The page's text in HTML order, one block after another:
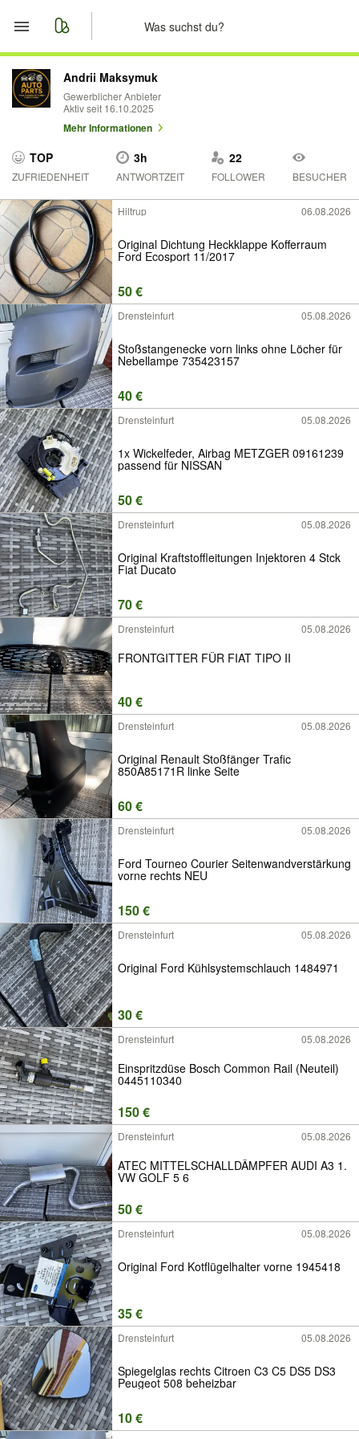
Start
Merkliste
Nachrichten
Andrii Maksymuk
Gewerblicher Anbieter
Aktiv seit 16.10.2025
Mehr Informationen
TOP
ZUFRIEDENHEIT
3h
ANTWORTZEIT
22
FOLLOWER BESUCHER
Hiltrup 06.08.2026
Original Dichtung Heckklappe Kofferraum
Ford Ecosport 11/2017
50 €
Drensteinfurt 05.08.2026
Stoßstangenecke vorn links ohne Löcher für
Nebellampe 735423157
40 €
Drensteinfurt 05.08.2026
1x Wickelfeder, Airbag METZGER 09161239
passend für NISSAN
50 €
Drensteinfurt 05.08.2026
Original Kraftstoffleitungen Injektoren 4 Stck
Fiat Ducato
70 €
Drensteinfurt 05.08.2026
FRONTGITTER FÜR FIAT TIPO II
40 €
Drensteinfurt 05.08.2026
Original Renault Stoßfänger Trafic
850A85171R linke Seite
60 €
Drensteinfurt 05.08.2026
Ford Tourneo Courier Seitenwandverstärkung
vorne rechts NEU
150 €
Drensteinfurt 05.08.2026
Original Ford Kühlsystemschlauch 1484971
30 €
Drensteinfurt 05.08.2026
Einspritzdüse Bosch Common Rail (Neuteil)
0445110340
150 €
Drensteinfurt 05.08.2026
ATEC MITTELSCHALLDÄMPFER AUDI A3 1.
VW GOLF 5 6
50 €
Drensteinfurt 05.08.2026
Original Ford Kotflügelhalter vorne 1945418
35 €
Drensteinfurt 05.08.2026
Spiegelglas rechts Citroen C3 C5 DS5 DS3
Peugeot 508 beheizbar
10 €